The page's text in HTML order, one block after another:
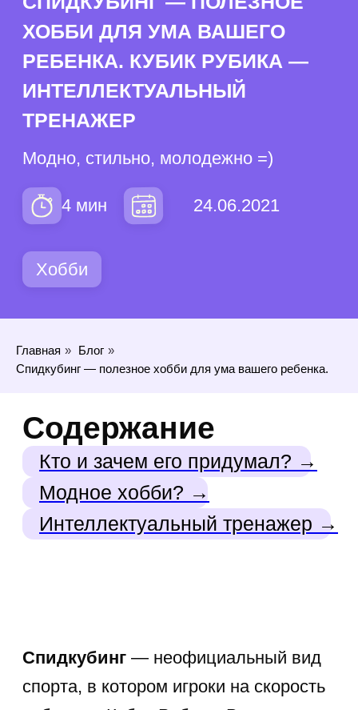
Хобби
4 мин
Главная » Блог »
Спидкубинг — полезное хобби для ума вашего ребенка.
Кто и зачем его придумал? →
Модное хобби? →
спорта, в котором игроки на скорость
популярность, то пропадает
с радаров молодежных трендов.
Наверняка, каждый, кто читает эту
статью, встречал в общественном
транспорте или просто на улице
парня или девушку, ловко
Школа
спидкубинга